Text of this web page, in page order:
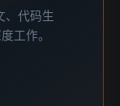
、代码生
工作。